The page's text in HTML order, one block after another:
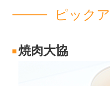
ピック
焼肉大協